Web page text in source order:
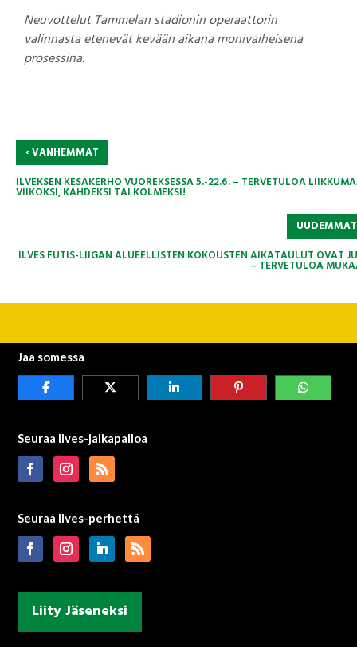
Neuvottelut Tammelan stadionin operaattorin
valinnasta etenevät kevään aikana monivaiheisena
prosessina.
‹VANHEMMAT
ILVEKSEN KESÄKERHO VUOREKSESSA 5.-22.6. – TERVETULOA
VIIKOKSI, KAHDEKSI TAI KOLMEKSI!
ILVES FUTIS-LIIGAN ALUEELLISTEN KOKOUSTEN AIKATAULUT OVAT
– TERVETULOA
Jaa somessa
Seuraa Ilves-jalkapalloa
Seuraa Ilves-perhettä
Liity Jäseneksi